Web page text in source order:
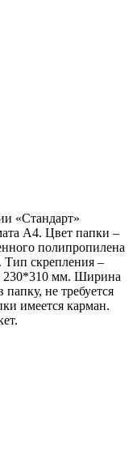
«Стандарт»
А4. Цвет папки –
полипропилена
Тип скрепления –
230*310 мм. Ширина
не требуется
имеется карман.